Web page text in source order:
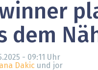
on
Best
SAP
dem
- 09:11 Uhr
Dakic und jor